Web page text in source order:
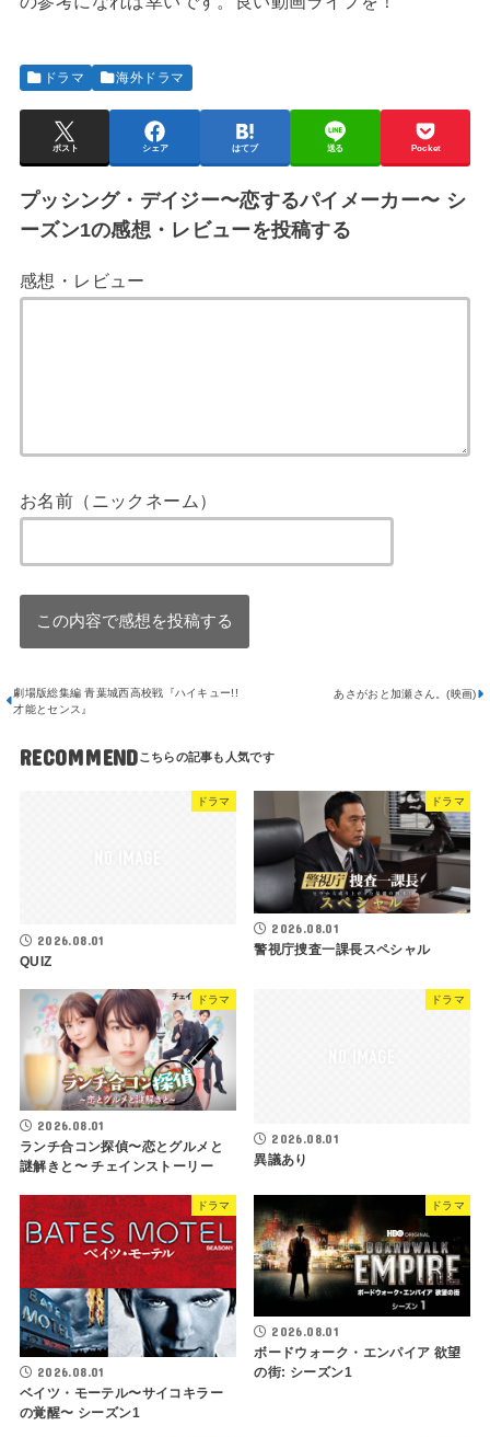
ドラマ 海外ドラマ
ポスト シェア はてブ 送る Pocket
プッシング・デイジー〜恋するパイメーカー〜 シ
ーズン1の感想・レビューを投稿する
感想・レビュー
お名前（ニックネーム）
劇場版総集編 青葉城西高校戦『ハイキュー!!
才能とセンス』
あさがおと加瀬さん。(映画)
RECOMMEND
ドラマ
2026.08.01
QUIZ
ドラマ
2026.08.01
警視庁捜査一課長スペシャル
ドラマ
2026.08.01
ランチ合コン探偵〜恋とグルメと
謎解きと〜 チェインストーリー
ドラマ
2026.08.01
異議あり
ドラマ
2026.08.01
ベイツ・モーテル〜サイコキラー
の覚醒〜 シーズン1
ドラマ
2026.08.01
ボードウォーク・エンパイア 欲望
の街: シーズン1